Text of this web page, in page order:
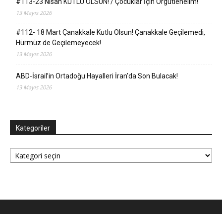
#113-23 Nisan KUTLU OLSUN! / Çocuklar İçin Örgütlenelim!
13 Mayıs 2026
#112- 18 Mart Çanakkale Kutlu Olsun! Çanakkale Geçilemedi,
Hürmüz de Geçilemeyecek!
13 Mayıs 2026
ABD-İsrail’in Ortadoğu Hayalleri İran’da Son Bulacak!
13 Mayıs 2026
Kategoriler
Kategoriler